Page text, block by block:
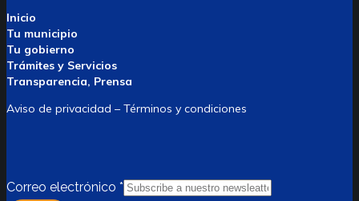
Inicio
Tu municipio
Tu gobierno
Trámites y Servicios
Transparencia, Prensa
Aviso de privacidad – Términos y condiciones
Correo electrónico *